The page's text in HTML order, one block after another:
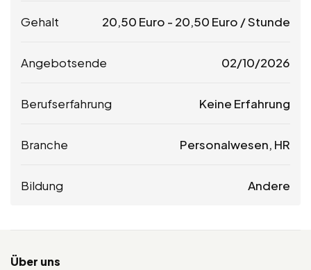
Gehalt 20,50 Euro - 20,50 Euro / Stunde
Angebotsende 02/10/2026
Berufserfahrung Keine Erfahrung
Branche Personalwesen, HR
Bildung Andere
Über uns